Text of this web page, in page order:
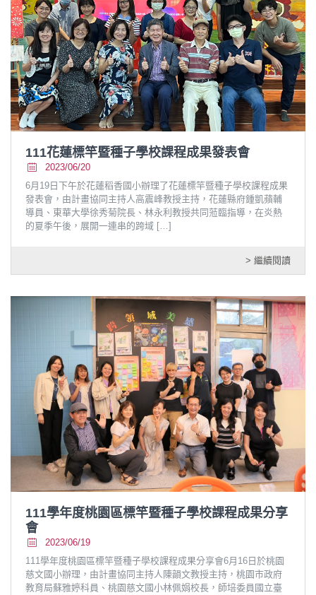
111花蓮標竿暨種子學校課程成果發表會
2023/06/20
6月19日下午於花蓮稻香國小辦理了花蓮標竿暨種子學校課程成果
發表會，由計畫協同主持人高震峰教授主持，花蓮縣府鍾凱蘋輔
導員、東華大學徐秀菊院長、林永利教授共同蒞臨指導，在炎熱
的夏季午後，展開一連串的跨域 […]
> 繼續閱讀
111學年度桃園區標竿暨種子學校課程成果分享
會
2023/06/19
111學年度桃園區標竿暨種子學校課程成果分享會6月16日於桃園
慈文國小辦理，由計畫協同主持人陳韻文教授主持，桃園市政府
教育局蘇雅婷科員、桃園慈文國小林佩娟校長，師培委員國立臺